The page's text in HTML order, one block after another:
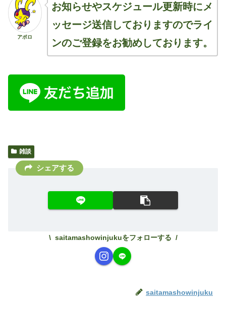
アポロ
お知らせやスケジュール更新時にメ
ッセージ送信しておりますのでライ
ンのご登録をお勧めしております。
雑談
シェアする
saitamashowinjukuをフォローする
saitamashowinjuku